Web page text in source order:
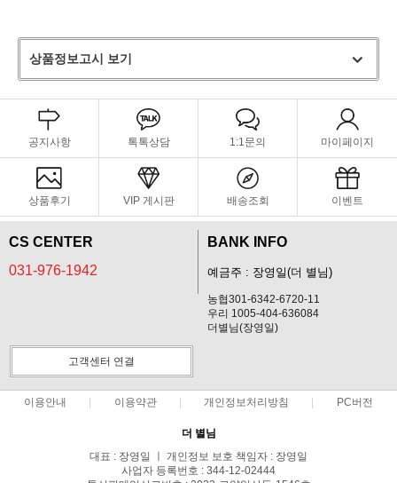
상품정보고시 보기
공지사항 톡톡상담 1:1문의 마이페이지
상품후기 VIP 게시판 배송조회 이벤트
CS CENTER
031-976-1942
BANK INFO
예금주 : 장영일(더 별님)
농협301-6342-6720-11
우리 1005-404-636084
더별님(장영일)
고객센터 연결
이용안내 이용약관 개인정보처리방침 PC버전
더 별님
대표 : 장영일 ㅣ 개인정보 보호 책임자 : 장영일
사업자 등록번호 : 344-12-02444